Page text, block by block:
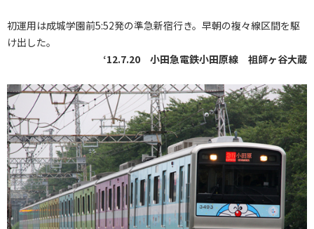
初運用は成城学園前5:52発の準急新宿行き。早朝の複々線区間を駆
け出した。
‘12.7.20 小田急電鉄小田原線 祖師ヶ谷大蔵